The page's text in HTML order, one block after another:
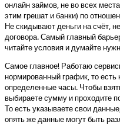
онлайн займов, не во всех
этим грешат и банки) по
Не скидывают деньги на счёт,
договора. Самый главный
читайте условия и думайте
Самое главное! Работаю
нормированный график, то есть
определенные часы. Чтобы
выбираете сумму и проходите
То есть указываете свои
опять же данные могут быть